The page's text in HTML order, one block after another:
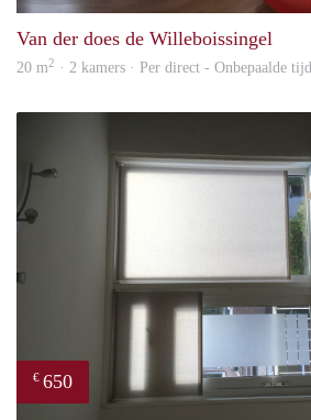
Van der does de Willeboissingel
20 m2 · 2 kamers · Per direct - Onbepaalde tijd
€ 650